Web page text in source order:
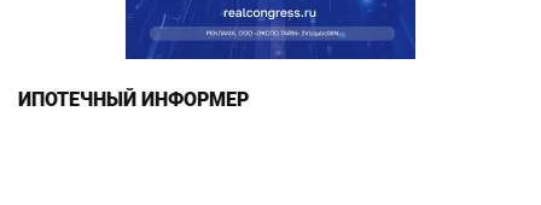
ИПОТЕЧНЫЙ ИНФОРМЕР